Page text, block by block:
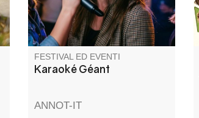
FESTIVAL ED EVENTI
Karaoké Géant
ANNOT-IT